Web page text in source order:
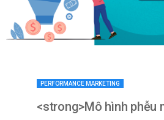
PERFORMANCE MARKETING
<strong>Mô hình phễu